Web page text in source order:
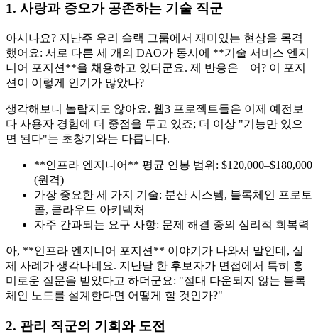
1. 사랑과 증오가 공존하는 기술 직군
아시나요? 지난주 우리 슬랙 그룹에서 재미있는 현상을 목격
했어요: 서로 다른 세 개의 DAO가 동시에 **기술 서비스 엔지
니어 포지션**을 채용하고 있더군요. 제 반응은—어? 이 포지
션이 이렇게 인기가 많았나?
생각해보니 놀랍지도 않아요. 웹3 프로젝트들은 이제 예전보
다 사용자 경험에 더 중점을 두고 있죠; 더 이상 "기능만 있으
면 된다"는 초창기와는 다릅니다.
**인프라 엔지니어** 평균 연봉 범위: $120,000–$180,000
(원격)
가장 중요한 세 가지 기술: 분산 시스템, 블록체인 프로토
콜, 클라우드 아키텍처
자주 간과되는 요구 사항: 문제 해결 중의 심리적 회복력
아, **인프라 엔지니어 포지션** 이야기가 나와서 말인데, 실
제 사례가 생각나네요. 지난달 한 후보자가 면접에서 특히 흥
미로운 질문을 받았다고 하더군요: "절대 다운되지 않는 블록
체인 노드를 설계한다면 어떻게 할 것인가?"
2. 관리 직군의 기회와 도전